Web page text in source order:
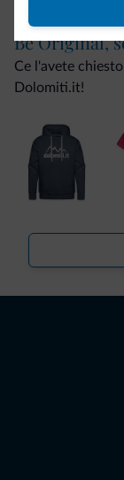
Be Original,
Ce l'avete
Dolomiti.it!